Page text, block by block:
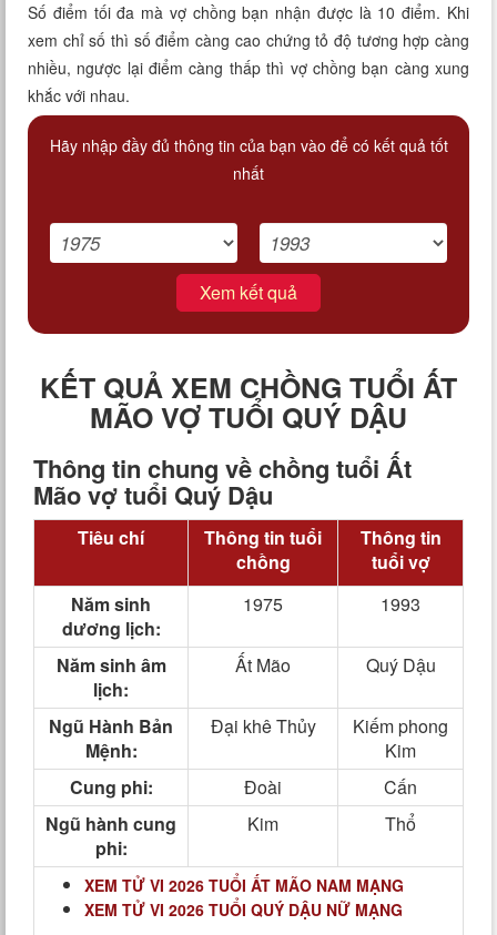
Số điểm tối đa mà vợ chồng bạn nhận được là 10 điểm. Khi
xem chỉ số thì số điểm càng cao chứng tỏ độ tương hợp càng
nhiều, ngược lại điểm càng thấp thì vợ chồng bạn càng xung
khắc với nhau.
Hãy nhập đầy đủ thông tin của bạn vào để có kết quả tốt
nhất
Xem kết quả
KẾT QUẢ XEM CHỒNG TUỔI ẤT
MÃO VỢ TUỔI QUÝ DẬU
Thông tin chung về chồng tuổi Ất
Mão vợ tuổi Quý Dậu
Tiêu chí
Thông tin tuổi
chồng
Thông tin
tuổi vợ
Năm sinh
dương lịch:
1975 1993
Năm sinh âm
lịch:
Ất Mão Quý Dậu
Ngũ Hành Bản
Mệnh:
Đại khê Thủy
Kiếm phong
Kim
Cung phi:
Đoài
Cấn
Ngũ hành cung
phi:
Kim Thổ
XEM TỬ VI 2026 TUỔI ẤT MÃO NAM MẠNG
XEM TỬ VI 2026 TUỔI QUÝ DẬU NỮ MẠNG